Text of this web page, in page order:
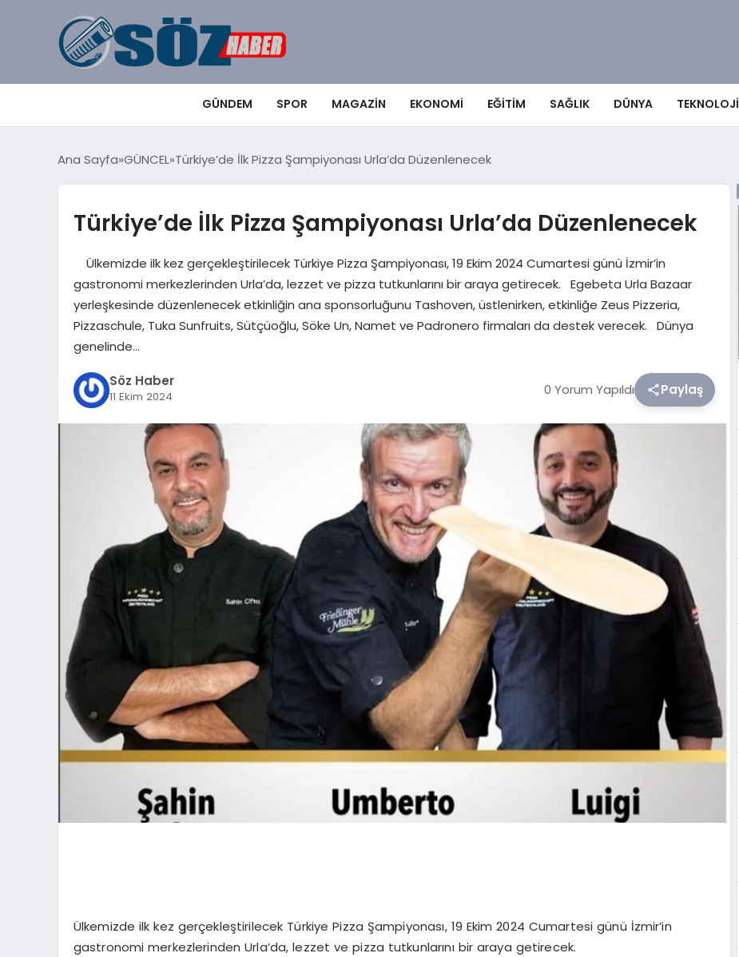
GÜNDEM SPOR MAGAZIN EKONOMI EĞITIM SAĞLIK DÜNYA TEKNOLOJI
Ana Sayfa GÜNCEL Türkiye’de İlk Pizza Şampiyonası Urla’da Düzenlenecek
Türkiye’de İlk Pizza Şampiyonası Urla’da Düzenlenecek
Ülkemizde ilk kez gerçekleştirilecek Türkiye Pizza Şampiyonası, 19 Ekim 2024 Cumartesi günü İzmir’in
gastronomi merkezlerinden Urla’da, lezzet ve pizza tutkunlarını bir araya getirecek. Egebeta Urla Bazaar
yerleşkesinde düzenlenecek etkinliğin ana sponsorluğunu Tashoven, üstlenirken, etkinliğe Zeus Pizzeria,
Pizzaschule, Tuka Sunfruits, Sütçüoğlu, Söke Un, Namet ve Padronero firmaları da destek verecek. Dünya
genelinde…
Söz Haber
11 Ekim 2024 0 Yorum Yapıldı Paylaş
Ülkemizde ilk kez gerçekleştirilecek Türkiye Pizza Şampiyonası, 19 Ekim 2024 Cumartesi günü İzmir’in
gastronomi merkezlerinden Urla’da, lezzet ve pizza tutkunlarını bir araya getirecek.